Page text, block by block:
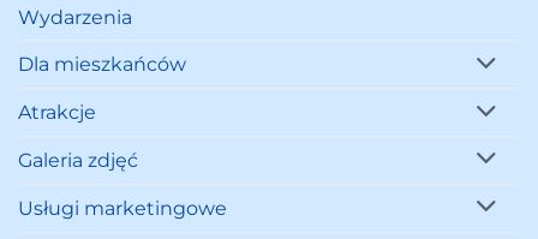
Wydarzenia
Dla mieszkańców
Atrakcje
Galeria zdjęć
Usługi marketingowe